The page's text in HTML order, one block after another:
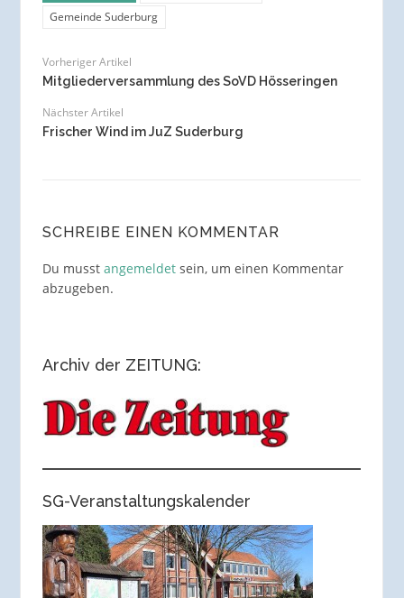
Gemeinde Suderburg
Vorheriger Artikel
Mitgliederversammlung des SoVD Hösseringen
Nächster Artikel
Frischer Wind im JuZ Suderburg
SCHREIBE EINEN KOMMENTAR
Du musst angemeldetsein, um einen Kommentar
abzugeben.
Archiv der ZEITUNG:
SG-Veranstaltungskalender